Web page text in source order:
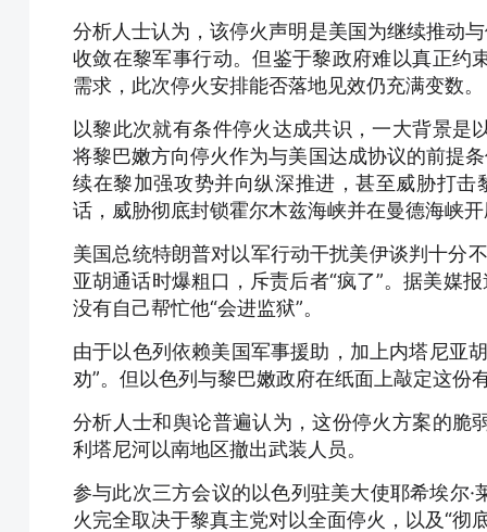
分析人士认为，该停火声明是美国为继续推动
收敛在黎军事行动。但鉴于黎政府难以真正约
需求，此次停火安排能否落地见效仍充满变数。
以黎此次就有条件停火达成共识，一大背景是
将黎巴嫩方向停火作为与美国达成协议的前提
续在黎加强攻势并向纵深推进，甚至威胁打
话，威胁彻底封锁霍尔木兹海峡并在曼德海峡
美国总统特朗普对以军行动干扰美伊谈判十分
亚胡通话时爆粗口，斥责后者“疯了”。据美媒
没有自己帮忙他“会进监狱”。
由于以色列依赖美国军事援助，加上内塔尼亚
劝”。但以色列与黎巴嫩政府在纸面上敲定这
分析人士和舆论普遍认为，这份停火方案的脆
利塔尼河以南地区撤出武装人员。
参与此次三方会议的以色列驻美大使耶希埃尔
火完全取决于黎真主党对以全面停火，以及“彻